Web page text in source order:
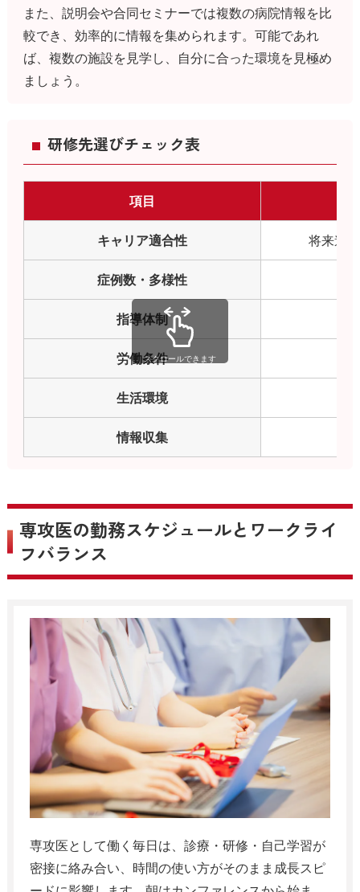
また、説明会や合同セミナーでは複数の病院情報を比
較でき、効率的に情報を集められます。可能であれ
ば、複数の施設を見学し、自分に合った環境を見極め
ましょう。
研修先選びチェック表
項目
キャリア適合性 将来進
症例数・多様性
指導体制
労働条件
生活環境
情報収集
スクロールできます
専攻医の勤務スケジュールとワークライ
フバランス
専攻医として働く毎日は、診療・研修・自己学習が
密接に絡み合い、時間の使い方がそのまま成長スピ